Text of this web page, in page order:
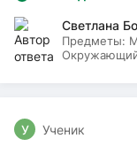
Светлана
Предметы:
Окружающий
У Ученик